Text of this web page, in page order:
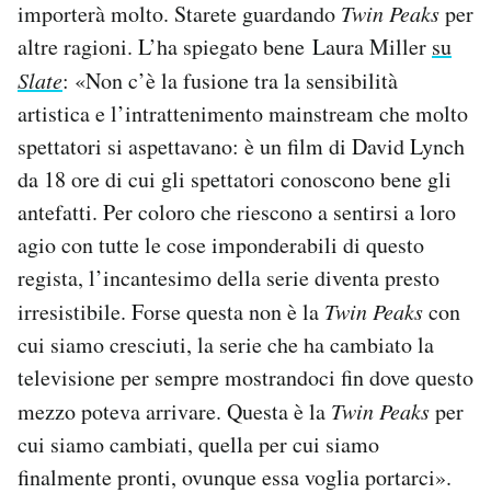
importerà molto. Starete guardando Twin Peaksper
altre ragioni. L’ha spiegato bene Laura Miller su
Slate: «Non c’è la fusione tra la sensibilità
artistica e l’intrattenimento mainstream che molto
spettatori si aspettavano: è un film di David Lynch
da 18 ore di cui gli spettatori conoscono bene gli
antefatti. Per coloro che riescono a sentirsi a loro
agio con tutte le cose imponderabili di questo
regista, l’incantesimo della serie diventa presto
irresistibile. Forse questa non è la Twin Peakscon
cui siamo cresciuti, la serie che ha cambiato la
televisione per sempre mostrandoci fin dove questo
mezzo poteva arrivare. Questa è la Twin Peaksper
cui siamo cambiati, quella per cui siamo
finalmente pronti, ovunque essa voglia portarci».